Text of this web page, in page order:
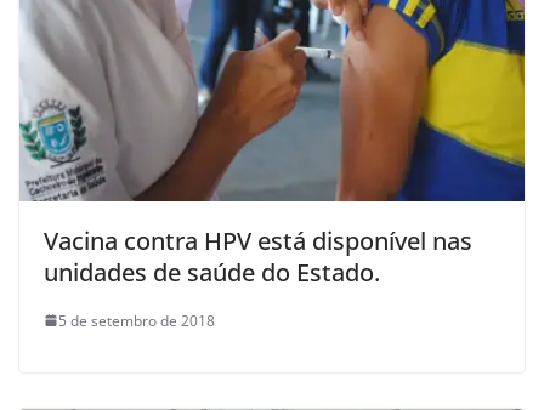
Vacina contra HPV está disponível nas
unidades de saúde do Estado.
5 de setembro de 2018